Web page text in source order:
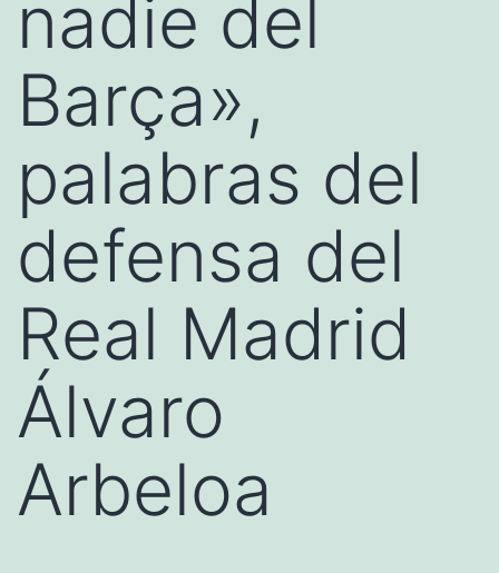
nadie del
Barça»,
palabras del
defensa del
Real Madrid
Álvaro
Arbeloa